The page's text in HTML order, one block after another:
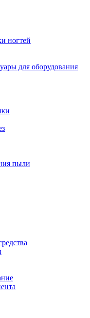
ногтей
для оборудования
пыли